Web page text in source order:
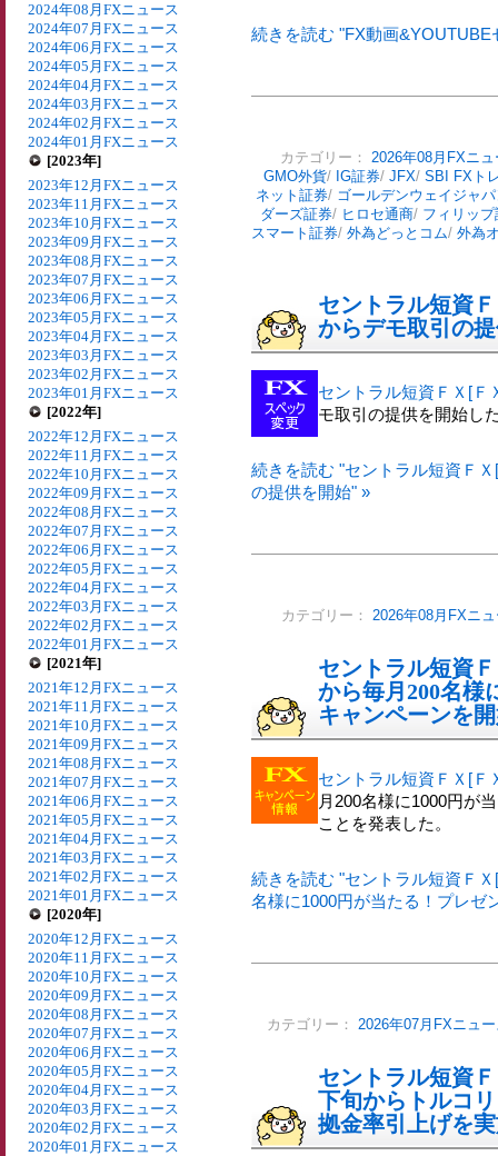
2024年08月FXニュース
2024年07月FXニュース
2024年06月FXニュース
2024年05月FXニュース
2024年04月FXニュース
2024年03月FXニュース
2024年02月FXニュース
2024年01月FXニュース
[2023年]
2023年12月FXニュース
2023年11月FXニュース
2023年10月FXニュース
2023年09月FXニュース
2023年08月FXニュース
2023年07月FXニュース
2023年06月FXニュース
2023年05月FXニュース
2023年04月FXニュース
2023年03月FXニュース
2023年02月FXニュース
2023年01月FXニュース
[2022年]
2022年12月FXニュース
2022年11月FXニュース
2022年10月FXニュース
2022年09月FXニュース
2022年08月FXニュース
2022年07月FXニュース
2022年06月FXニュース
2022年05月FXニュース
2022年04月FXニュース
2022年03月FXニュース
2022年02月FXニュース
2022年01月FXニュース
[2021年]
2021年12月FXニュース
2021年11月FXニュース
2021年10月FXニュース
2021年09月FXニュース
2021年08月FXニュース
2021年07月FXニュース
2021年06月FXニュース
2021年05月FXニュース
2021年04月FXニュース
2021年03月FXニュース
2021年02月FXニュース
2021年01月FXニュース
[2020年]
2020年12月FXニュース
2020年11月FXニュース
2020年10月FXニュース
2020年09月FXニュース
2020年08月FXニュース
2020年07月FXニュース
2020年06月FXニュース
2020年05月FXニュース
2020年04月FXニュース
2020年03月FXニュース
2020年02月FXニュース
2020年01月FXニュース
続きを読む "FX動画
カテゴリー： 2026年08月FXニュ
GMO外貨/ IG証券/ JFX/ SBI FXト
ネット証券/ ゴールデンウェイジャ
ダーズ証券/ ヒロセ通商/ フィリップ
スマート証券/ 外為どっとコム/ 外為
セントラル短資
からデモ取引の
セントラル短資ＦＸ[Ｆ
モ取引の提供を開始し
続きを読む "セントラル短資Ｆ
の提供を開始" »
カテゴリー： 2026年08月FXニ
セントラル短資
から毎月200名様
キャンペーンを
セントラル短資ＦＸ[Ｆ
月200名様に1000円が
ことを発表した。
続きを読む "セントラル短資Ｆ
名様に1000円が当たる！プレゼ
カテゴリー： 2026年07月FXニュ
セントラル短資
下旬からトルコ
拠金率引上げを